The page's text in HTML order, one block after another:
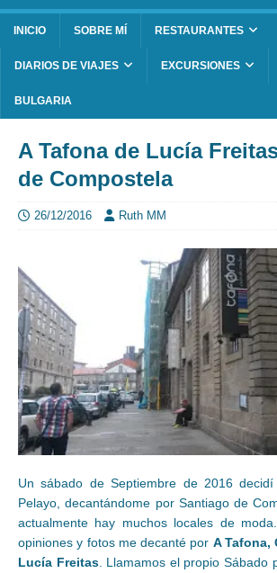
INICIO SOBRE MÍ RESTAURANTES
DIARIOS DE VIAJES EXCURSIONES
BULGARIA
A Tafona de Lucía
de Compostela
26/12/2016 Ruth MM
Un sábado de Septiembre de 2016
Pelayo, decantándome por Santiago de
actualmente hay muchos locales de
opiniones y fotos me decanté por A Tafona,
Lucía Freitas. Llamamos el propio Sábado